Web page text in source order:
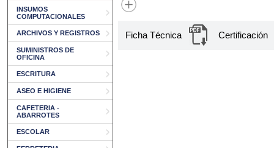
INSUMOS
COMPUTACIONALES
ARCHIVOS Y REGISTROS
SUMINISTROS DE
OFICINA
ESCRITURA
ASEO E HIGIENE
CAFETERIA -
ABARROTES
ESCOLAR
Ficha Técnica Certificación